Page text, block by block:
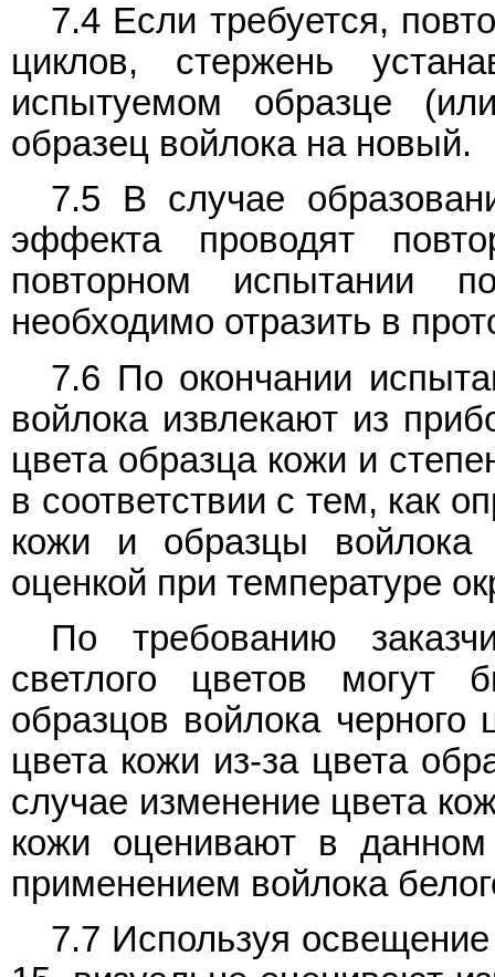
7.4 Если требуется,
циклов, стержень
испытуемом образце
образец войлока на новый.
7.5 В случае
эффекта проводят
повторном испытании
необходимо отразить в
7.6 По окончании
войлока извлекают из
цвета образца кожи и
в соответствии с тем, как
кожи и образцы
оценкой при температуре
По требованию
светлого цветов могут
образцов войлока черного
цвета кожи из-за цвета
случае изменение цвета
кожи оценивают в
применением войлока
7.7 Используя